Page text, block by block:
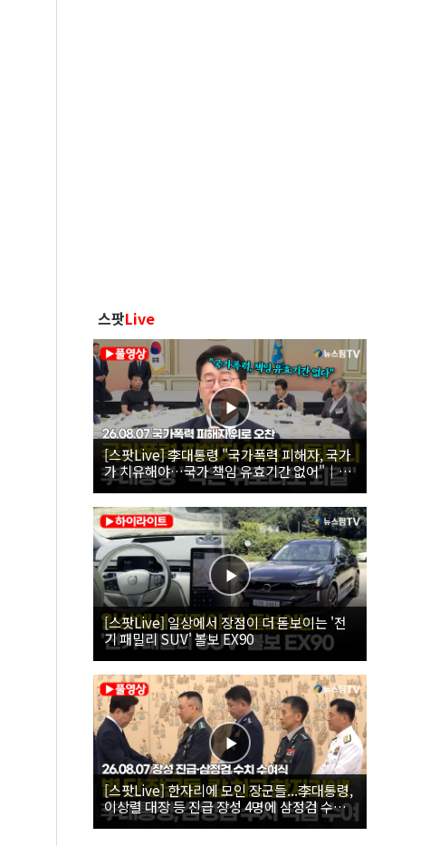
스팟Live
[스팟Live] 李대통령 "국가폭력 피해자, 국가
가 치유해야…국가 책임 유효기간 없어"｜
26.08.07 국가폭력 피해자 위로 오찬
[스팟Live] 일상에서 장점이 더 돋보이는 '전
기 패밀리 SUV' 볼보 EX90
[스팟Live] 한자리에 모인 장군들...李대통령,
이상렬 대장 등 진급 장성 4명에 삼정검 수치
직접 수여｜26.08.07 장성 진급·삼정검 수치